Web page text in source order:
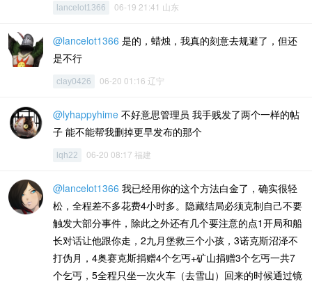
lancelot1366 06-19 21:41 山东
@lancelot1366 是的，蜡烛，我真的刻意去规避了，但还
是不行
clay0426 06-20 01:16 辽宁
@lyhappyhime 不好意思管理员 我手贱发了两个一样的帖
子 能不能帮我删掉更早发布的那个
lqh22 06-20 08:17 福建
@lancelot1366 我已经用你的这个方法白金了，确实很轻
松，全程差不多花费4小时多。隐藏结局必须克制自己不要
触发大部分事件，除此之外还有几个要注意的点1开局和船
长对话让他跟你走，2九月堡救三个小孩，3诺克斯沼泽不
打伪月，4奥赛克斯捐赠4个乞丐+矿山捐赠3个乞丐一共7
个乞丐，5全程只坐一次火车（去雪山）回来的时候通过镜